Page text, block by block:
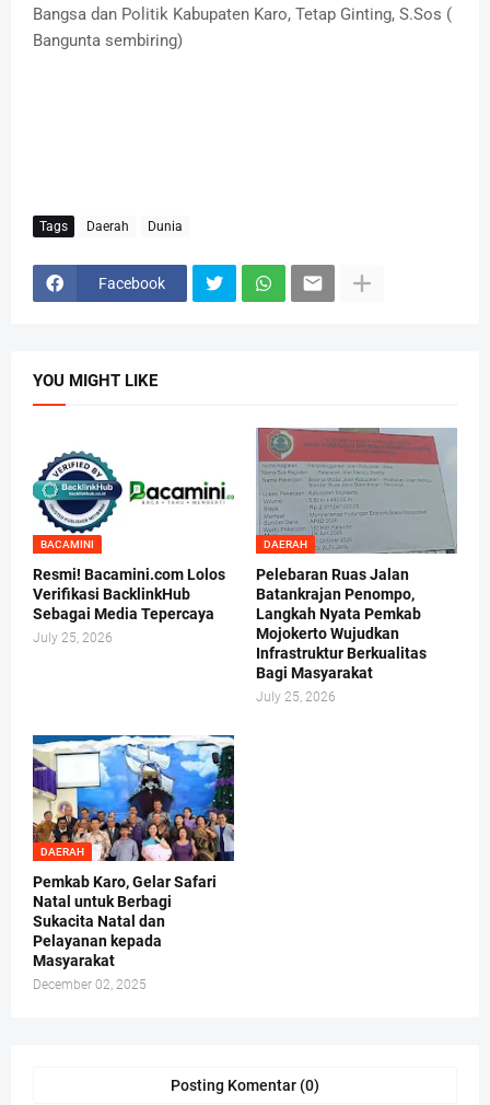
Bangsa dan Politik Kabupaten Karo, Tetap Ginting, S.Sos (
Bangunta sembiring)
Tags Daerah Dunia
Facebook
YOU MIGHT LIKE
BACAMINI
Resmi! Bacamini.com Lolos
Verifikasi BacklinkHub
Sebagai Media Tepercaya
July 25, 2026
DAERAH
Pelebaran Ruas Jalan
Batankrajan Penompo,
Langkah Nyata Pemkab
Mojokerto Wujudkan
Infrastruktur Berkualitas
Bagi Masyarakat
July 25, 2026
DAERAH
Pemkab Karo, Gelar Safari
Natal untuk Berbagi
Sukacita Natal dan
Pelayanan kepada
Masyarakat
December 02, 2025
Posting Komentar (0)